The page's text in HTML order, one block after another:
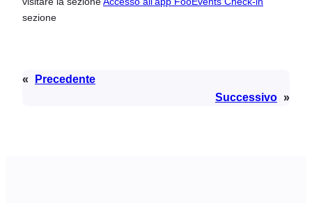
sezione
«
Precedente
Successivo »